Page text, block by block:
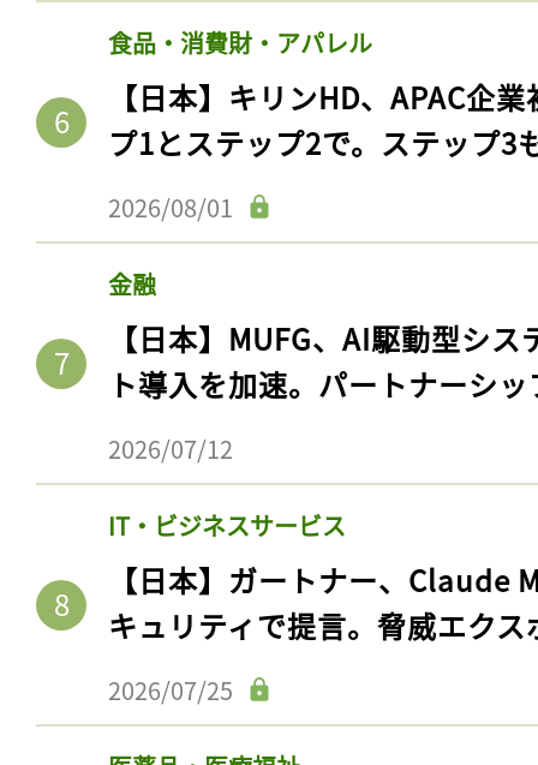
食品・消費財・アパレル
【日本】キリンHD、APAC企
プ1とステップ2で。ステップ3
2026/08/01
金融
【日本】MUFG、AI駆動型シ
ト導入を加速。パートナーシ
2026/07/12
IT・ビジネスサービス
【日本】ガートナー、Claude
キュリティで提言。脅威エク
2026/07/25